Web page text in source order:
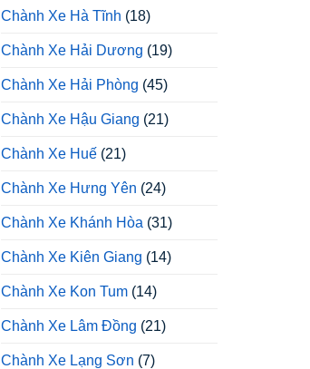
Chành Xe Hà Tĩnh (18)
Chành Xe Hải Dương (19)
Chành Xe Hải Phòng (45)
Chành Xe Hậu Giang (21)
Chành Xe Huế (21)
Chành Xe Hưng Yên (24)
Chành Xe Khánh Hòa (31)
Chành Xe Kiên Giang (14)
Chành Xe Kon Tum (14)
Chành Xe Lâm Đồng (21)
Chành Xe Lạng Sơn (7)